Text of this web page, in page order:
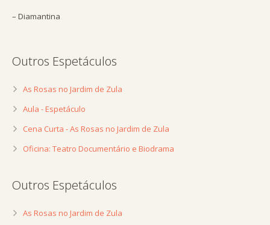
– Diamantina
Outros Espetáculos
As Rosas no Jardim de Zula
Aula - Espetáculo
Cena Curta - As Rosas no Jardim de Zula
Oficina: Teatro Documentário e Biodrama
Outros Espetáculos
As Rosas no Jardim de Zula